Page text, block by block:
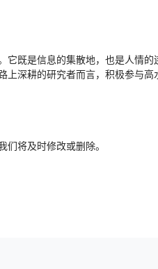
它既是信息的集散地，也是人情
上深耕的研究者而言，积极参与
将及时修改或删除。